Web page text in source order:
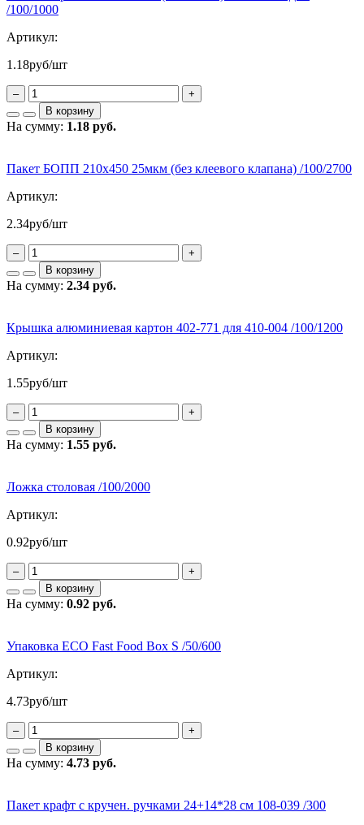
/100/1000
Артикул:
1.18руб/шт
–
+
В корзину
На сумму: 1.18 руб.
Пакет БОПП 210х450 25мкм (без клеевого клапана) /100/2700
Артикул:
2.34руб/шт
–
+
В корзину
На сумму: 2.34 руб.
Крышка алюминиевая картон 402-771 для 410-004 /100/1200
Артикул:
1.55руб/шт
–
+
В корзину
На сумму: 1.55 руб.
Ложка столовая /100/2000
Артикул:
0.92руб/шт
–
+
В корзину
На сумму: 0.92 руб.
Упаковка ECO Fast Food Box S /50/600
Артикул:
4.73руб/шт
–
+
В корзину
На сумму: 4.73 руб.
Пакет крафт с кручен. ручками 24+14*28 см 108-039 /300